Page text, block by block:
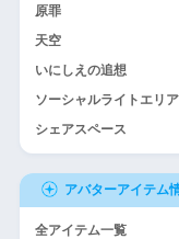
原罪
天空
いにしえの追想
ソーシャルライトエリア
シェアスペース
アバターアイテム
全アイテム一覧